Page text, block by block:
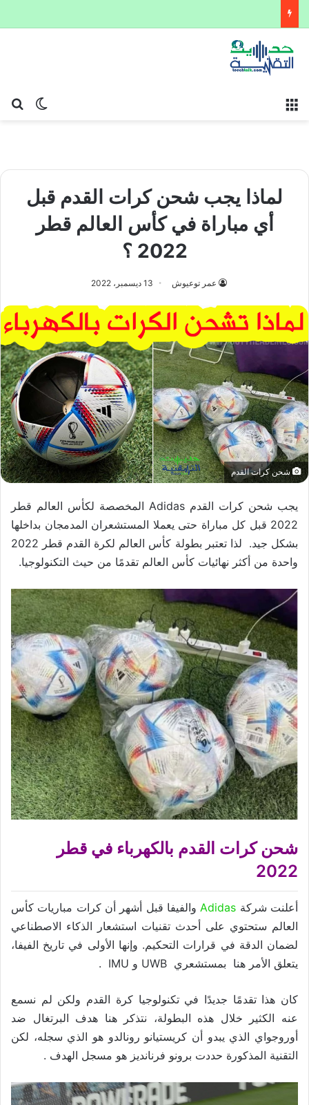
الوضع
لماذا يجب شحن كرات القدم قبل
أي مباراة في كأس العالم قطر
2022 ؟
عمر توعيوش 13 ديسمبر، 2022
شحن كرات القدم
يجب شحن كرات القدم Adidas المخصصة لكأس العالم قطر
2022 قبل كل مباراة حتى يعملا المستشعران المدمجان بداخلها
بشكل جيد. لذا تعتبر بطولة كأس العالم لكرة القدم قطر 2022
واحدة من أكثر نهائيات كأس العالم تقدمًا من حيث التكنولوجيا.
شحن كرات القدم بالكهرباء في قطر
2022
أعلنت شركة Adidas والفيفا قبل أشهر أن كرات مباريات كأس
العالم ستحتوي على أحدث تقنيات استشعار الذكاء الاصطناعي
لضمان الدقة في قرارات التحكيم. وإنها الأولى في تاريخ الفيفا،
يتعلق الأمر هنا بمستشعري UWB و IMU .
كان هذا تقدمًا جديدًا في تكنولوجيا كرة القدم ولكن لم نسمع
عنه الكثير خلال هذه البطولة، نتذكر هنا هدف البرتغال ضد
أوروجواي الذي يبدو أن كريستيانو رونالدو هو الذي سجله، لكن
التقنية المذكورة حددت برونو فرنانديز هو مسجل الهدف .